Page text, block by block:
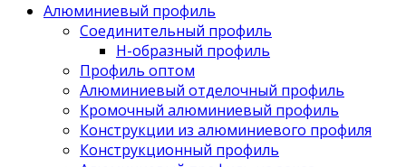
Алюминиевый профиль
Соединительный профиль
Н-образный профиль
Профиль оптом
Алюминиевый отделочный профиль
Кромочный алюминиевый профиль
Конструкции из алюминиевого профиля
Конструкционный профиль